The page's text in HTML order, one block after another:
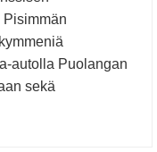
autolla Puolangan
sekä